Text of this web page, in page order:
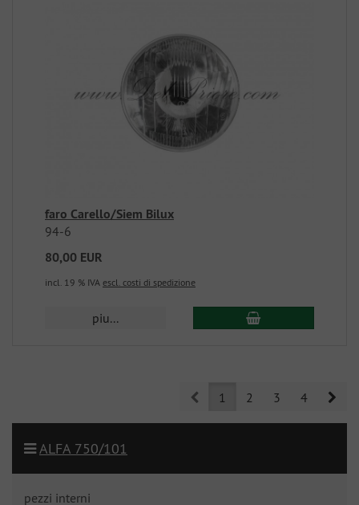
faro Carello/Siem Bilux
94-6
80,00 EUR
incl. 19 % IVA escl. costi di spedizione
piu...
Prev1 2 3 4
ALFA 750/101
pezzi interni